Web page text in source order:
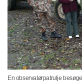
En observatørpatrulje